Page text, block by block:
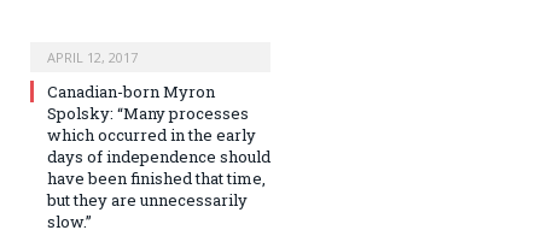
APRIL 12, 2017
Canadian-born Myron
Spolsky: “Many processes
which occurred in the early
days of independence should
have been finished that time,
but they are unnecessarily
slow.”